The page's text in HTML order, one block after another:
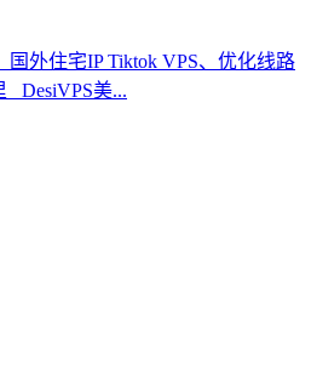
国外住宅IP Tiktok VPS、优化线路
DesiVPS美...